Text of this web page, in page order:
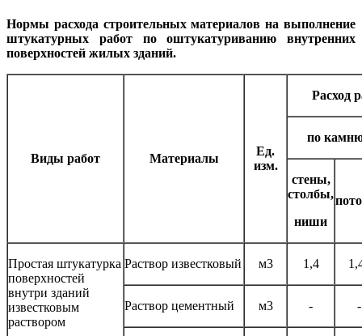
Нормы расхода строительных материалов на выполнение
штукатурных работ по оштукатуриванию внутренних
поверхностей жилых зданий.
Виды работ Материалы
Ед.
изм.
Расход
по
стены,
столбы,
ниши
Простая штукатурка
поверхностей
внутри зданий
известковым
раствором
Раствор известковый м3 1,4
Раствор цементный м3 - -